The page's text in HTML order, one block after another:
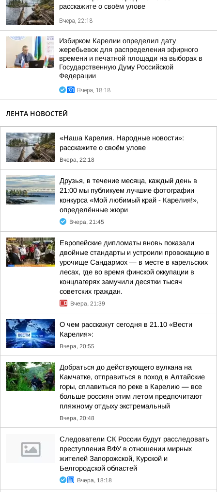
расскажите о своём улове
Вчера, 22:18
Избирком Карелии определил дату
жеребьевок для распределения эфирного
времени и печатной площади на выборах в
Государственную Думу Российской
Федерации
Вчера, 18:18
ЛЕНТА НОВОСТЕЙ
«Наша Карелия. Народные новости»:
расскажите о своём улове
Вчера, 22:18
Друзья, в течение месяца, каждый день в
21:00 мы публикуем лучшие фотографии
конкурса «Мой любимый край - Карелия!»,
определённые жюри
Вчера, 21:45
Европейские дипломаты вновь показали
двойные стандарты и устроили провокацию в
урочище Сандармох — в месте в карельских
лесах, где во время финской оккупации в
концлагерях замучили десятки тысяч
советских граждан.
Вчера, 21:39
О чем расскажут сегодня в 21.10 «Вести
Карелия»:
Вчера, 20:55
Добраться до действующего вулкана на
Камчатке, отправиться в поход в Алтайские
горы, сплавиться по реке в Карелию — все
больше россиян этим летом предпочитают
пляжному отдыху экстремальный
Вчера, 20:48
Следователи СК России будут расследовать
преступления ВФУ в отношении мирных
жителей Запорожской, Курской и
Белгородской областей
Вчера, 18:18